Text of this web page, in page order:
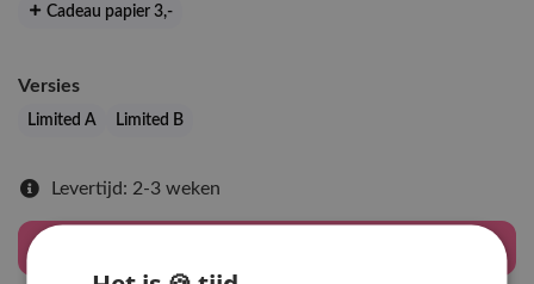
Cadeau papier 3,-
Versies
Limited A Limited B
Levertijd: 2-3 weken